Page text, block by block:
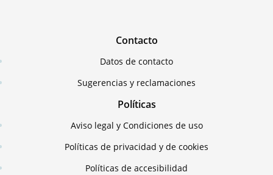
Contacto
Datos de contacto
Sugerencias y reclamaciones
Políticas
Aviso legal y Condiciones de uso
Políticas de privacidad y de cookies
Políticas de accesibilidad